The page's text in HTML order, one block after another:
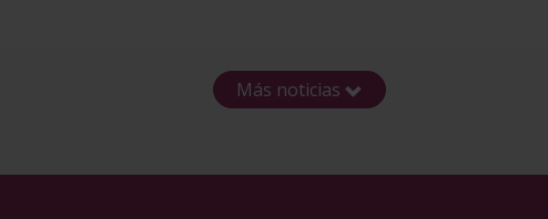
Más noticias